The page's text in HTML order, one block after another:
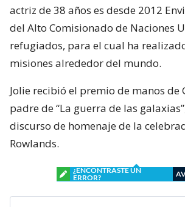
actriz de 38 años es desde 2012
del Alto Comisionado de Naciones
refugiados, para el cual ha
misiones alrededor del mundo.
Jolie recibió el premio de manos de
padre de “La guerra de las
discurso de homenaje de la
Rowlands.
¿ENCONTRASTE UN
ERROR?